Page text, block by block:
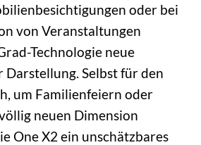
oder bei
von Veranstaltungen
Technologie neue
Selbst für den
um Familienfeiern oder
neuen Dimension
One X2 ein unschätzbares